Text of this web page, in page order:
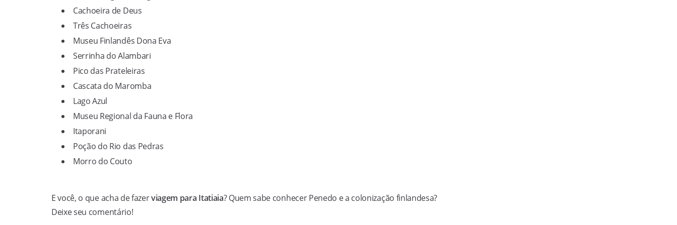
Cachoeira de Deus
Três Cachoeiras
Museu Finlandês Dona Eva
Serrinha do Alambari
Pico das Prateleiras
Cascata do Maromba
Lago Azul
Museu Regional da Fauna e Flora
Itaporani
Poção do Rio das Pedras
Morro do Couto
E você, o que acha de fazerviagem para Itatiaia? Quem sabe conhecer Penedo e a colonização finlandesa?
Deixe seu comentário!